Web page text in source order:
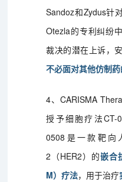
Sandoz和Zydus针
Otezla的专利纠纷
裁决的潜在上诉，
不必面对其他仿制
4、CARISMA
授予细胞疗法CT-
0508是一款靶向
2（HER2）的嵌合
M）疗法，用于治疗